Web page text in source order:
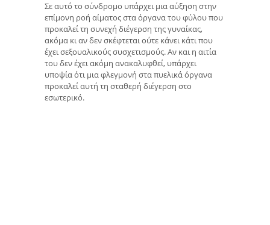
Σε αυτό το σύνδρομο υπάρχει μια αύξηση στην
επίμονη ροή αίματος στα όργανα του φύλου που
προκαλεί τη συνεχή διέγερση της γυναίκας,
ακόμα κι αν δεν σκέφτεται ούτε κάνει κάτι που
έχει σεξουαλικούς συσχετισμούς. Αν και η αιτία
του δεν έχει ακόμη ανακαλυφθεί, υπάρχει
υποψία ότι μια φλεγμονή στα πυελικά όργανα
προκαλεί αυτή τη σταθερή διέγερση στο
εσωτερικό.